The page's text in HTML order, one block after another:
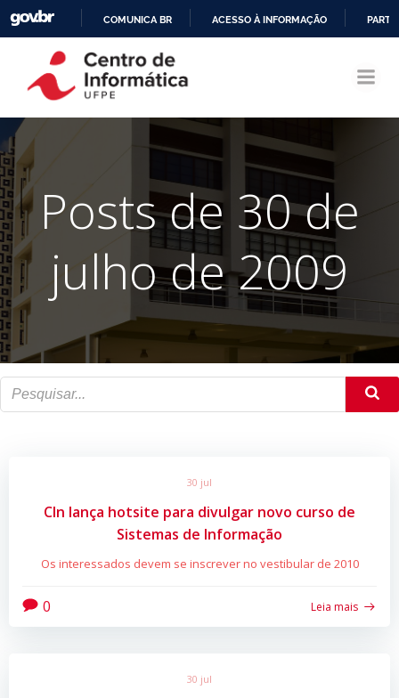
CONTEÚDO
COMUNICA BR ACESSO À INFORMAÇÃO
Posts de 30 de
julho de 2009
30 jul
CIn lança hotsite para divulgar novo curso de
Sistemas de Informação
Os interessados devem se inscrever no vestibular de 2010
0 Leia mais
30 jul